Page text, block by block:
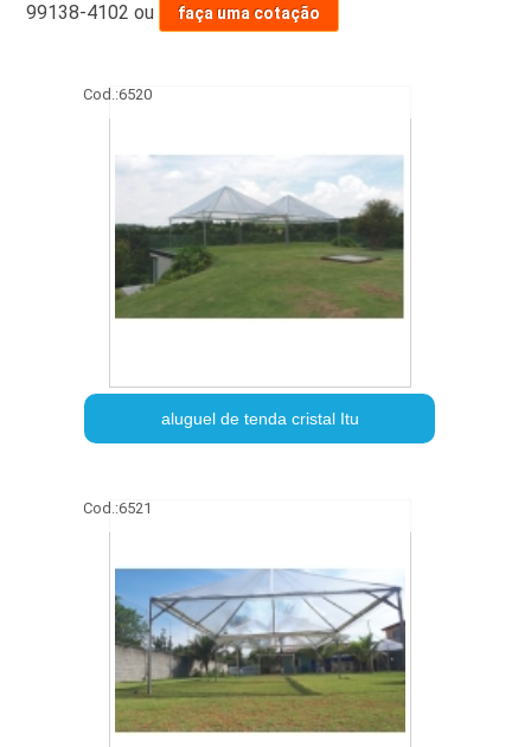
99138-4102 ou faça uma cotação
Cod.:6520
aluguel de tenda cristal Itu
Cod.:6521